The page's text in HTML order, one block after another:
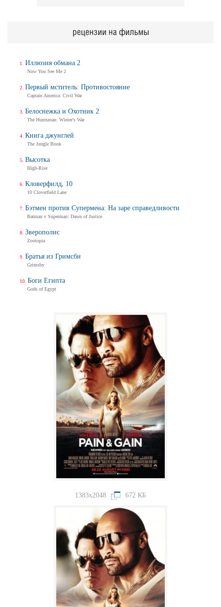
1383x2048 672 КБ
рецензии на фильмы
Иллюзия обмана 2
Now You See Me 2
Первый мститель: Противостояние
Captain America: Civil War
Белоснежка и Охотник 2
The Huntsman: Winter's War
Книга джунглей
The Jungle Book
Высотка
High-Rise
Кловерфилд, 10
10 Cloverfield Lane
Бэтмен против Супермена: На заре справедливости
Batman v Superman: Dawn of Justice
Зверополис
Zootopia
Братья из Гримсби
Grimsby
Боги Египта
Gods of Egypt